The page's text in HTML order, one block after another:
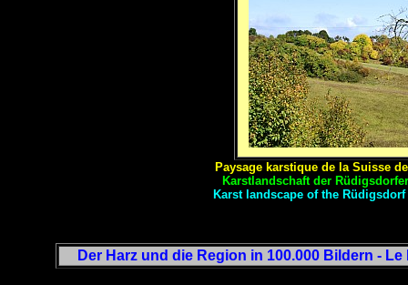
Paysage karstique de la Suisse
Karstlandschaft der
Karst landscape of the
Der Harz und die Region in 100.000 Bildern -